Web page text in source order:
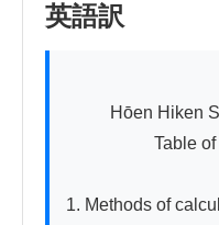
英語訳
Table of
1. Methods of